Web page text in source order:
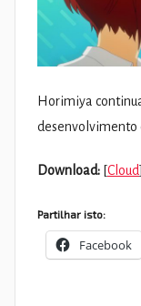
Horimiya
desenvolvimento
Download: [Cloud]
Partilhar isto:
Facebook